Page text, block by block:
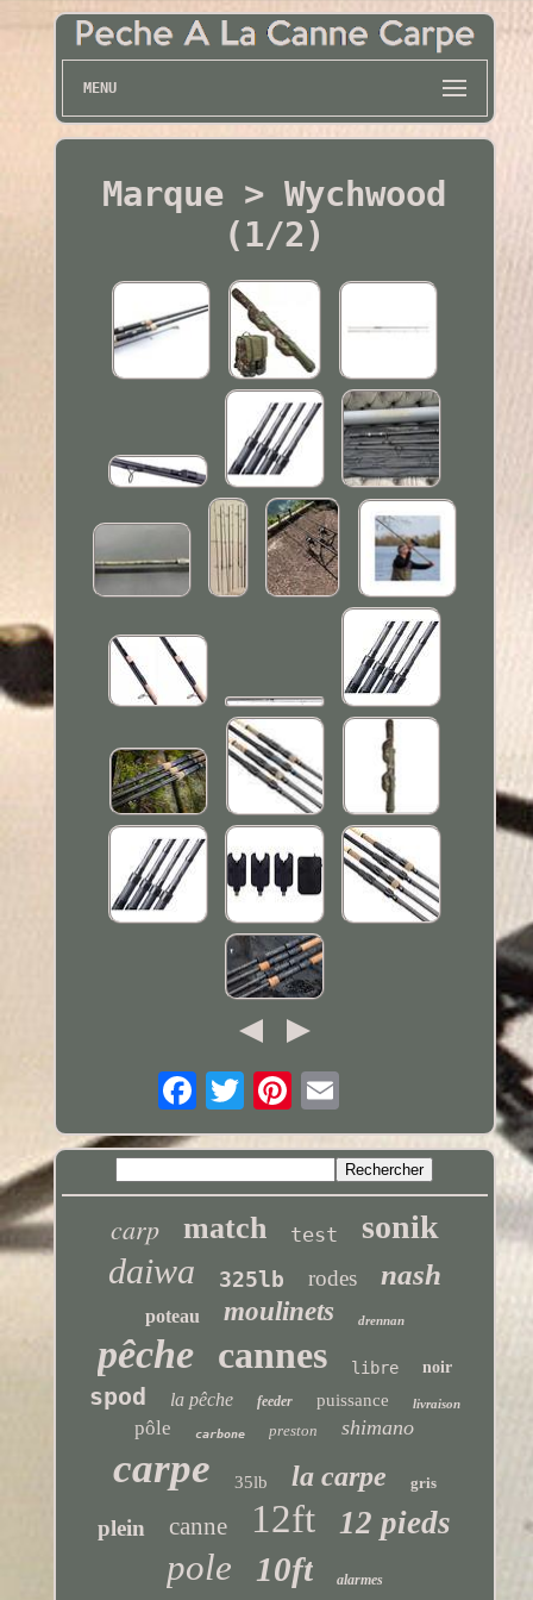
MENU
Marque > Wychwood
(1/2)
carp match test sonik
daiwa 325lb rodes nash
poteau moulinets drennan
pêche cannes libre noir
spod la pêche feeder puissance livraison
pôle carbone preston shimano
carpe 35lb la carpe gris
plein canne 12ft 12 pieds
pole 10ft alarmes